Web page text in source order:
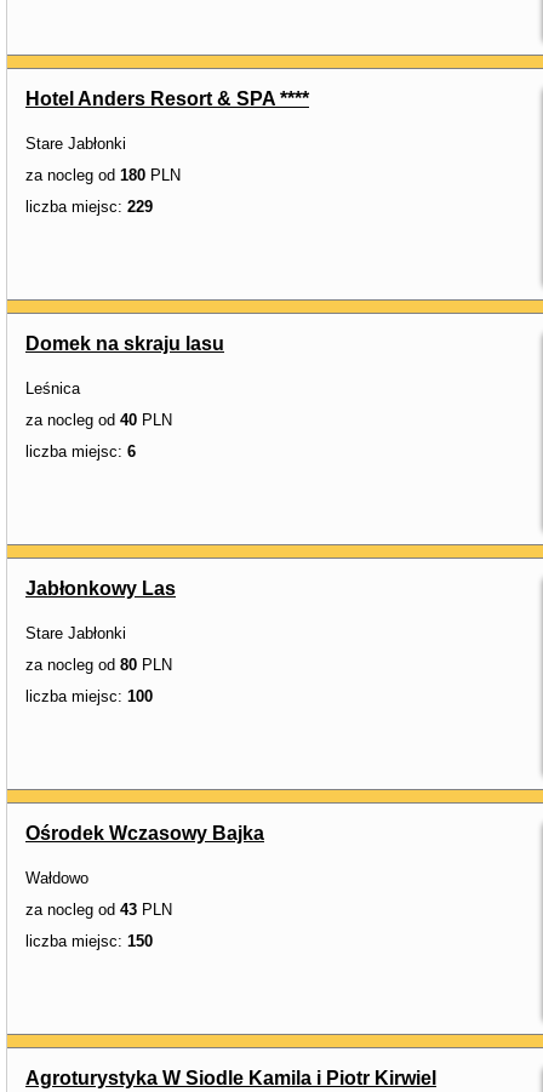
Hotel Anders Resort & SPA ****
Stare Jabłonki
za nocleg od 180 PLN
liczba miejsc: 229
Domek na skraju lasu
Leśnica
za nocleg od 40 PLN
liczba miejsc: 6
Jabłonkowy Las
Stare Jabłonki
za nocleg od 80 PLN
liczba miejsc: 100
Ośrodek Wczasowy Bajka
Wałdowo
za nocleg od 43 PLN
liczba miejsc: 150
Agroturystyka W Siodle Kamila i Piotr Kirwiel